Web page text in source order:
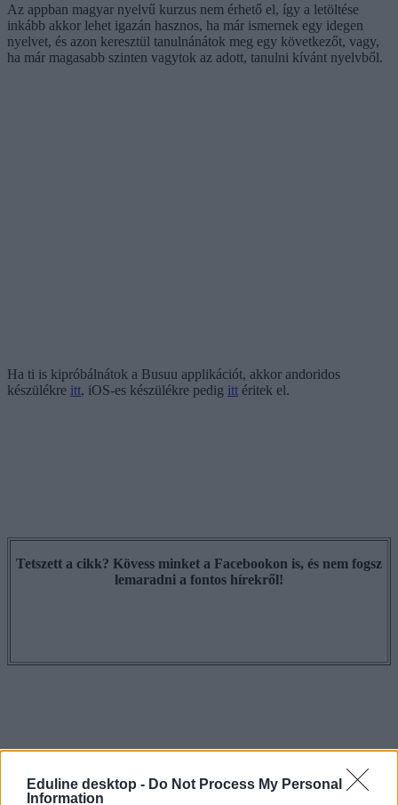
Eduline desktop - Do Not Process My Personal
Information
Az appban magyar nyelvű kurzus nem érhető el, így a letöltése
inkább akkor lehet igazán hasznos, ha már ismernek egy idegen
nyelvet, és azon keresztül tanulnánátok meg egy következőt, vagy,
ha már magasabb szinten vagytok az adott, tanulni kívánt nyelvből.
Ha ti is kipróbálnátok a Busuu applikációt, akkor andoridos
készülékre itt, iOS-es készülékre pedig itt éritek el.
Tetszett a cikk? Kövess minket a Facebookon is, és nem fogsz
lemaradni a fontos hírekről!